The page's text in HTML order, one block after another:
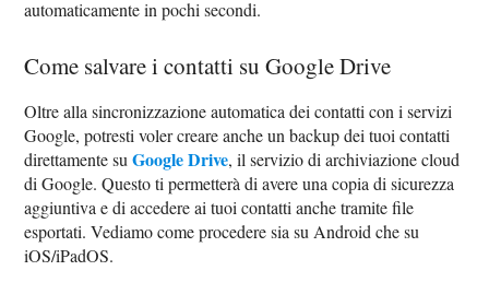
automaticamente in pochi secondi.
Come salvare i contatti su Google Drive
Oltre alla sincronizzazione automatica dei contatti con i servizi
Google, potresti voler creare anche un backup dei tuoi contatti
direttamente suGoogle Drive, il servizio di archiviazione cloud
di Google. Questo ti permetterà di avere una copia di sicurezza
aggiuntiva e di accedere ai tuoi contatti anche tramite file
esportati. Vediamo come procedere sia su Android che su
iOS/iPadOS.